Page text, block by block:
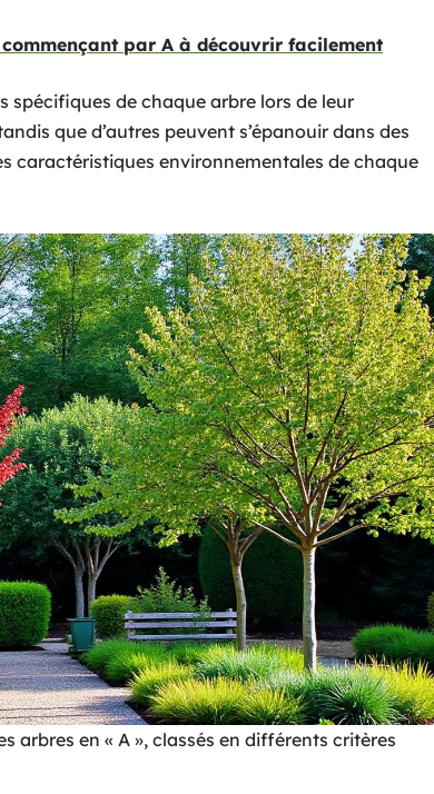
par A à découvrir facilement
spécifiques de chaque arbre lors de leur
que d’autres peuvent s’épanouir dans des
caractéristiques environnementales de chaque
arbres en « A », classés en différents critères